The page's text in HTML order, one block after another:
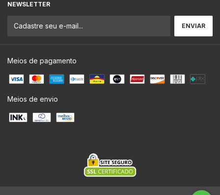
NEWSLETTER
Meios de pagamento
Meios de envio